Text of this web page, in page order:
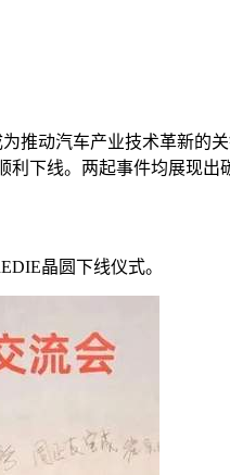
推动汽车产业技术革新
下线。两起事件均展现出
晶圆下线仪式。